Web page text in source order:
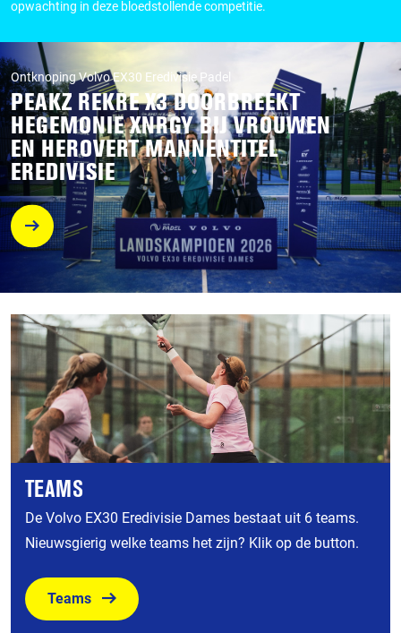
opwachting in deze bloedstollende competitie.
Ontknoping Volvo EX30 Eredivisie Padel
PEAKZ REKRE X3 DOORBREEKT
HEGEMONIE XNRGY BIJ VROUWEN
EN HEROVERT MANNENTITEL
EREDIVISIE
TEAMS
De Volvo EX30 Eredivisie Dames bestaat uit 6 teams.
Nieuwsgierig welke teams het zijn? Klik op de button.
Teams